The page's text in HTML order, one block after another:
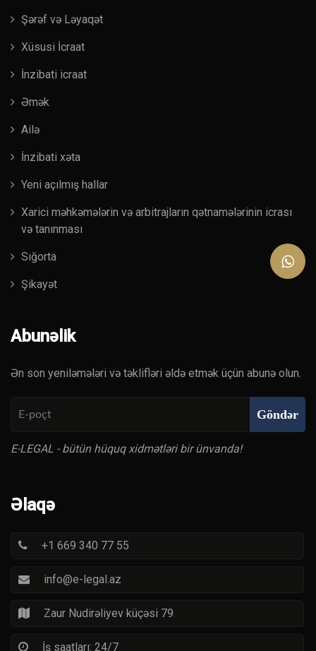
Şərəf və Ləyaqət
Xüsusi İcraat
İnzibati icraat
Əmək
Ailə
İnzibati xəta
Yeni açılmış hallar
Xarici məhkəmələrin və arbitrajların qətnamələrinin icrası
və tanınması
Sığorta
Şikayət
Abunəlik
Ən son yeniləmələri və təklifləri əldə etmək üçün abunə olun.
Göndər
E-LEGAL - bütün hüquq xidmətləri bir ünvanda!
Əlaqə
+1 669 340 77 55
info@e-legal.az
Zaur Nudirəliyev küçəsi 79
İş saatları: 24/7